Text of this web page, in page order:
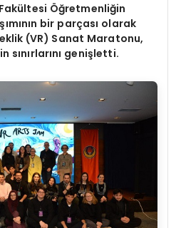
Öğretmenliğin
bir parçası olarak
(VR) Sanat Maratonu,
genişletti.